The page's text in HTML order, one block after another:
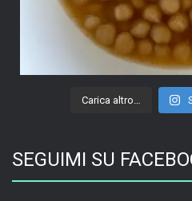
Carica altro…
SEGUIMI SU